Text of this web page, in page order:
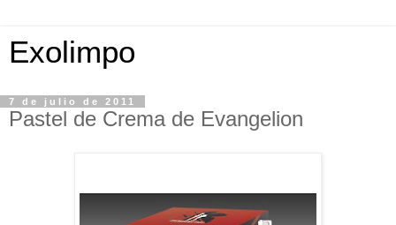
Exolimpo
7 de julio de 2011
Pastel de Crema de Evangelion